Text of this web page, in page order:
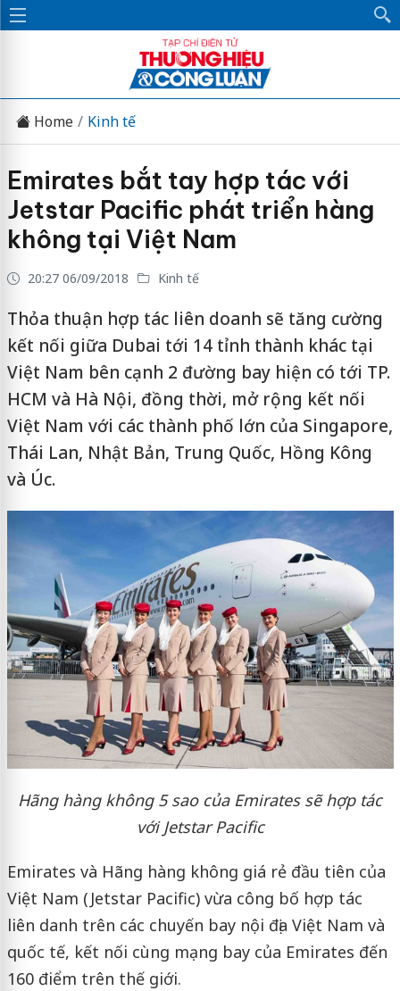
Home Kinh tế
Emirates bắt tay hợp tác với
Jetstar Pacific phát triển hàng
không tại Việt Nam
20:27 06/09/2018 Kinh tế
Thỏa thuận hợp tác liên doanh sẽ tăng cường
kết nối giữa Dubai tới 14 tỉnh thành khác tại
Việt Nam bên cạnh 2 đường bay hiện có tới TP.
HCM và Hà Nội, đồng thời, mở rộng kết nối
Việt Nam với các thành phố lớn của Singapore,
Thái Lan, Nhật Bản, Trung Quốc, Hồng Kông
và Úc.
Hãng hàng không 5 sao của Emirates sẽ hợp tác
với Jetstar Pacific
Emirates và Hãng hàng không giá rẻ đầu tiên của
Việt Nam (Jetstar Pacific) vừa công bố hợp tác
liên danh trên các chuyến bay nội địa Việt Nam và
quốc tế, kết nối cùng mạng bay của Emirates đến
160 điểm trên thế giới.